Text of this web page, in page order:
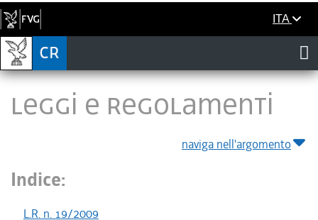
ITA
LEGGI E REGOLAMENTI
naviga nell'argomento
Indice:
L.R. n. 19/2009